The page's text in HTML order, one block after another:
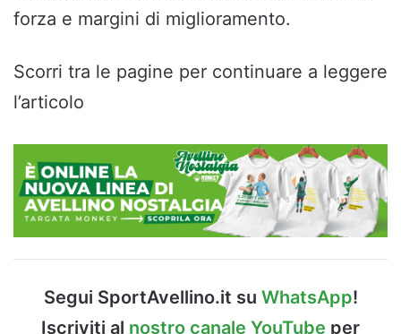
forza e margini di miglioramento.
Scorri tra le pagine per continuare a leggere
l’articolo
Segui SportAvellino.it su WhatsApp!
Iscriviti al nostro canale YouTube per